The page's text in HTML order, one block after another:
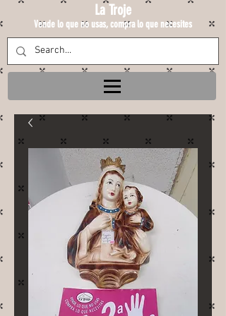
La Troje
Vende lo que no usas, compra lo que necesites